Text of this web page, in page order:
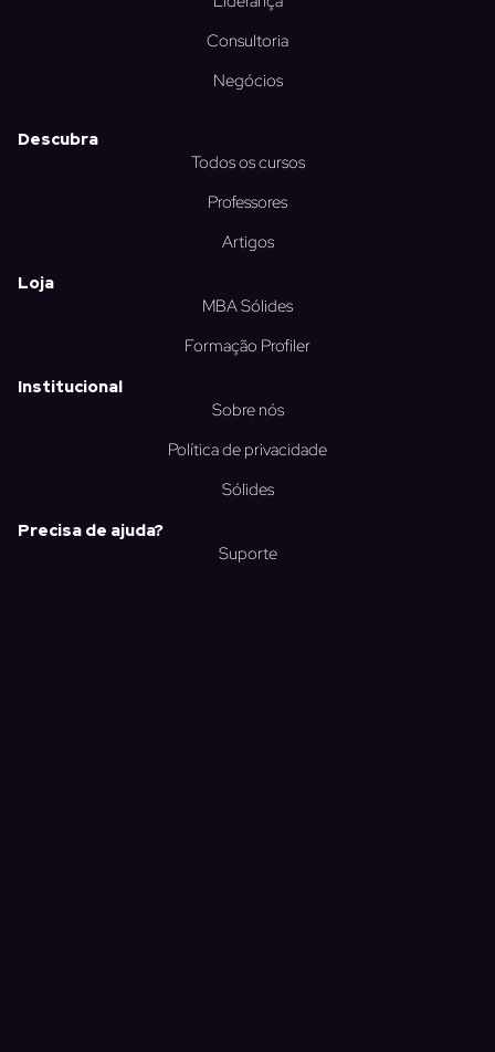
Consultoria
Negócios
Descubra
Todos os cursos
Professores
Artigos
Loja
MBA Sólides
Formação Profiler
Institucional
Sobre nós
Política de privacidade
Sólides
Precisa de ajuda?
Suporte